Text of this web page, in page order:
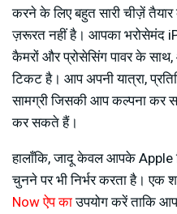
करने के लिए बहुत सारी चीज़ें
ज़रूरत नहीं है। आपका भरोसेमंद
कैमरों और प्रोसेसिंग पावर के
टिकट है। आप अपनी यात्रा,
सामग्री जिसकी आप कल्पना कर
कर सकते हैं।
हालाँकि, जादू केवल आपके Apple
चुनने पर भी निर्भर करता है। एक
Now ऐप काउपयोग करें ताकि